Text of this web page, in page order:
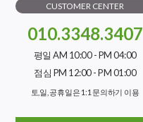
CUSTOMER CENTER
010.3348.3407
평일 AM 10:00 - PM 04:00
점심 PM 12:00 - PM 01:00
토,일, 공휴일은 1:1 문의하기 이용